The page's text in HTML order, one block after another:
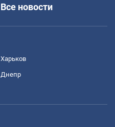
Все новости
Харьков
Днепр